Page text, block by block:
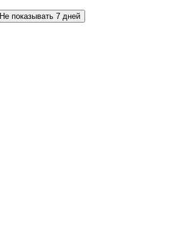
Не показывать 7 дней